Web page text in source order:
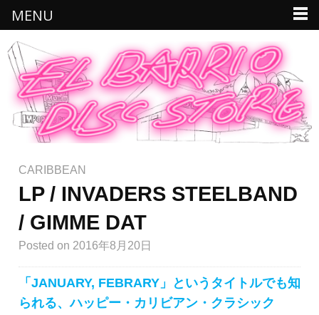
CARIBBEAN
LP / INVADERS STEELBAND
/ GIMME DAT
Posted on 2016年8月20日
「JANUARY, FEBRARY」というタイトルでも知
られる、ハッピー・カリビアン・クラシック
MENU